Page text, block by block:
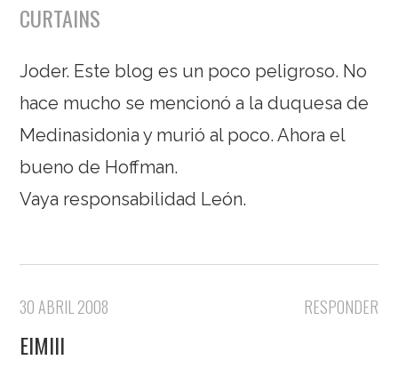
CURTAINS
Joder. Este blog es un poco peligroso. No
hace mucho se mencionó a la duquesa de
Medinasidonia y murió al poco. Ahora el
bueno de Hoffman.
Vaya responsabilidad León.
RESPONDER
30 ABRIL 2008
EIMIII